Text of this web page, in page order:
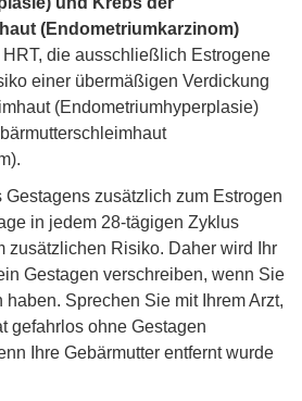
(Endometriumkarzinom)
die ausschließlich Estrogene
einer übermäßigen Verdickung
(Endometriumhyperplasie)
zusätzlich zum Estrogen
in jedem 28-tägigen Zyklus
zusätzlichen Risiko. Daher wird Ihr
Gestagen verschreiben, wenn Sie
haben. Sprechen Sie mit Ihrem Arzt,
gefahrlos ohne Gestagen
Ihre Gebärmutter entfernt wurde